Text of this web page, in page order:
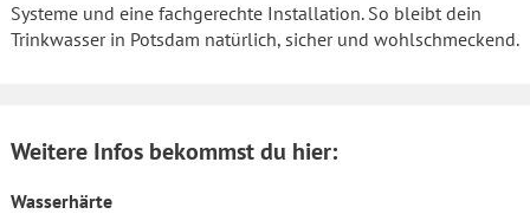
Systeme und eine fachgerechte Installation. So bleibt dein
Trinkwasser in Potsdam natürlich, sicher und wohlschmeckend.
Weitere Infos bekommst du hier:
Wasserhärte